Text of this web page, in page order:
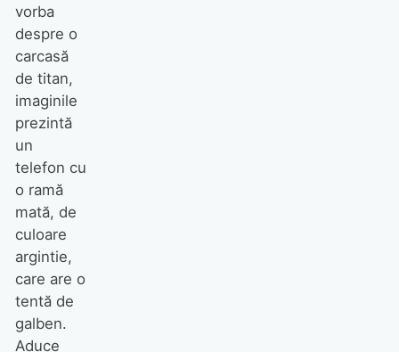
vorba
despre o
carcasă
de titan,
imaginile
prezintă
un
telefon cu
o ramă
mată, de
culoare
argintie,
care are o
tentă de
galben.
Aduce